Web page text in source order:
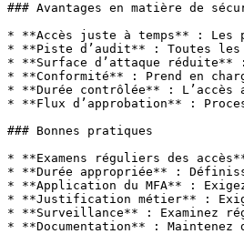
### Avantages en matière de
* **Accès juste à temps** : Les
* **Piste d’audit** : Toutes les
* **Surface d’attaque réduite** :
* **Conformité** : Prend en
* **Durée contrôlée** : L’accès
* **Flux d’approbation** :
### Bonnes pratiques
* **Examens réguliers des
* **Durée appropriée** :
* **Application du MFA** :
* **Justification métier** :
* **Surveillance** : Examinez
* **Documentation** : Maintenez